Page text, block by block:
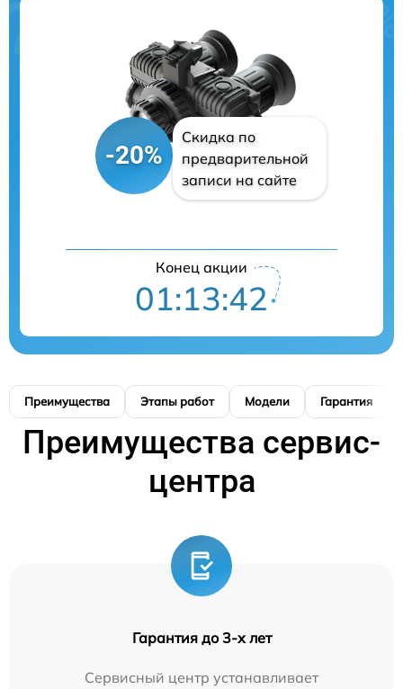
-20%
Скидка по
предварительной
записи на сайте
Конец акции
01:13:41
Преимущества Этапы работ Модели Гарантия
Преимущества сервис-
центра
Гарантия до 3-х лет
Сервисный центр устанавливает